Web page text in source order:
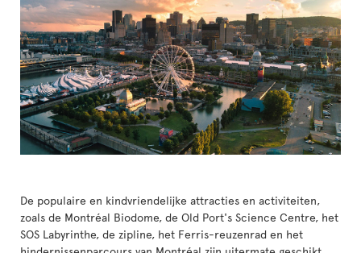
De populaire en kindvriendelijke attracties en activiteiten,
zoals de Montréal Biodome, de Old Port's Science Centre, het
SOS Labyrinthe, de zipline, het Ferris-reuzenrad en het